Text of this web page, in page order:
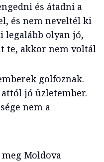
és átadni a
és nem neveltél ki
legalább olyan jó,
te, akkor nem voltál
golfoznak.
jó üzletember.
nem a
meg Moldova